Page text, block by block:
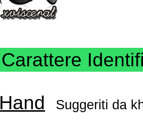
Carattere
Hand Suggeriti da